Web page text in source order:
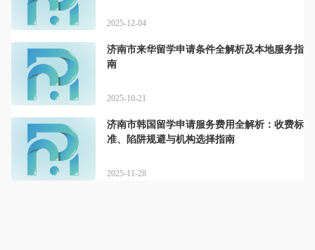
2025-12-04
济南市来华留学申请条件全解析及本地服务指
南
2025-10-21
济南市韩国留学申请服务费用全解析：收费标
准、陷阱规避与机构选择指南
2025-11-28